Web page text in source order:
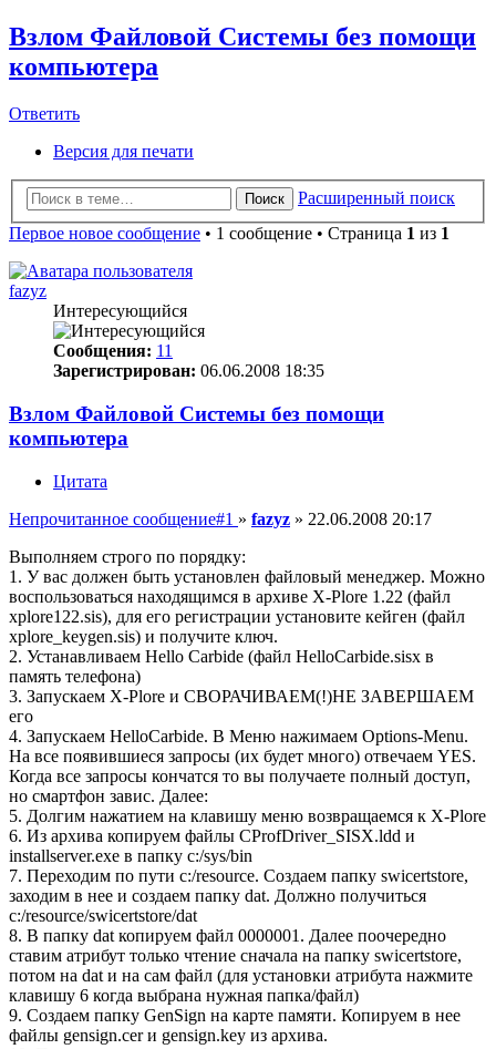
Взлом Файловой Системы без помощи
компьютера
Ответить
Версия для печати
Поиск
Расширенный поиск
Первое новое сообщение • 1 сообщение • Страница 1 из 1
fazyz
Интересующийся
Сообщения: 11
Зарегистрирован: 06.06.2008 18:35
Взлом Файловой Системы без помощи
компьютера
Цитата
Непрочитанное сообщение#1 » fazyz » 22.06.2008 20:17
Выполняем строго по порядку:
1. У вас должен быть установлен файловый менеджер. Можно
воспользоваться находящимся в архиве X-Plore 1.22 (файл
xplore122.sis), для его регистрации установите кейген (файл
xplore_keygen.sis) и получите ключ.
2. Устанавливаем Hello Carbide (файл HelloCarbide.sisx в
память телефона)
3. Запускаем X-Plore и СВОРАЧИВАЕМ(!)НЕ ЗАВЕРШАЕМ
его
4. Запускаем HelloCarbide. В Меню нажимаем Options-Menu.
На все появившиеся запросы (их будет много) отвечаем YES.
Когда все запросы кончатся то вы получаете полный доступ,
но смартфон завис. Далее:
5. Долгим нажатием на клавишу меню возвращаемся к X-Plore
6. Из архива копируем файлы CProfDriver_SISX.ldd и
installserver.exe в папку c:/sys/bin
7. Переходим по пути c:/resource. Создаем папку swicertstore,
заходим в нее и создаем папку dat. Должно получиться
c:/resource/swicertstore/dat
8. В папку dat копируем файл 0000001. Далее поочередно
ставим атрибут только чтение сначала на папку swicertstore,
потом на dat и на сам файл (для установки атрибута нажмите
клавишу 6 когда выбрана нужная папка/файл)
9. Создаем папку GenSign на карте памяти. Копируем в нее
файлы gensign.cer и gensign.key из архива.